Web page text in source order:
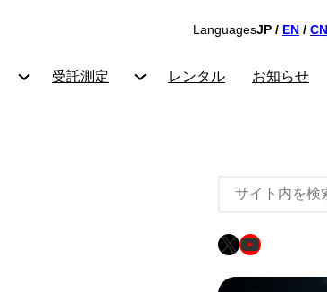
LanguagesJP / EN / CN
受託測定 レンタル お知らせ
X YouTube